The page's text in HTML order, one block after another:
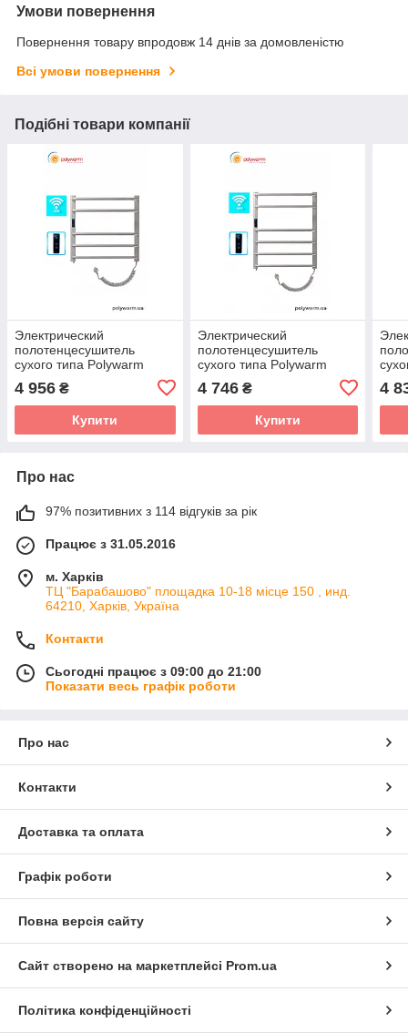
Умови повернення
Повернення товару впродовж 14 днів за домовленістю
Всі умови повернення
Подібні товари компанії
Электрический
полотенцесушитель
сухого типа Polywarm
4 956 ₴
Купити
Электрический
полотенцесушитель
сухого типа Polywarm
4 746₴
Купити
4
Про нас
97% позитивних з 114 відгуків за рік
Працює з 31.05.2016
м. Харків
ТЦ "Барабашово" площадка 10-18 місце 150 , инд.
64210, Харків, Україна
Контакти
Сьогодні працює з 09:00 до 21:00
Показати весь графік роботи
Про нас
Контакти
Доставка та оплата
Графік роботи
Повна версія сайту
Сайт створено на маркетплейсі Prom.ua
Політика конфіденційності